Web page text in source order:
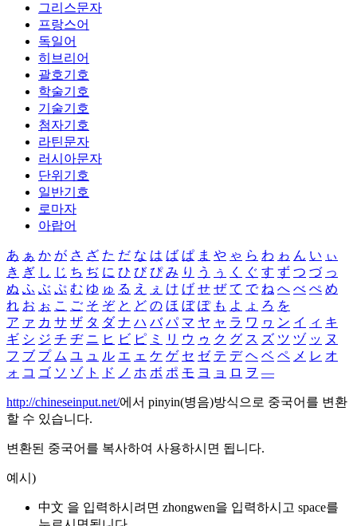
그리스문자
프랑스어
독일어
히브리어
괄호기호
학술기호
기술기호
첨자기호
라틴문자
러시아문자
단위기호
일반기호
로마자
아랍어
あ ぁ か が さ ざ た だ な は ば ぱ ま や ゃ ら わ ゎ ん い ぃ
き ぎ し じ ち ぢ に ひ び ぴ み り う ぅ く ぐ す ず つ づ っ
ぬ ふ ぶ ぷ む ゆ ゅ る え ぇ け げ せ ぜ て で ね へ べ ぺ め
れ お ぉ こ ご そ ぞ と ど の ほ ぼ ぽ も よ ょ ろ を
ア ァ カ サ ザ タ ダ ナ ハ バ パ マ ヤ ャ ラ ワ ヮ ン イ ィ キ
ギ シ ジ チ ヂ ニ ヒ ビ ピ ミ リ ウ ゥ ク グ ス ズ ツ ヅ ッ ヌ
フ ブ プ ム ユ ュ ル エ ェ ケ ゲ セ ゼ テ デ ヘ ベ ペ メ レ オ
ォ コ ゴ ソ ゾ ト ド ノ ホ ボ ポ モ ヨ ョ ロ ヲ ―
http://chineseinput.net/에서 pinyin(병음)방식으로 중국어를 변환
할 수 있습니다.
변환된 중국어를 복사하여 사용하시면 됩니다.
예시)
中文 을 입력하시려면 zhongwen을 입력하시고 space를